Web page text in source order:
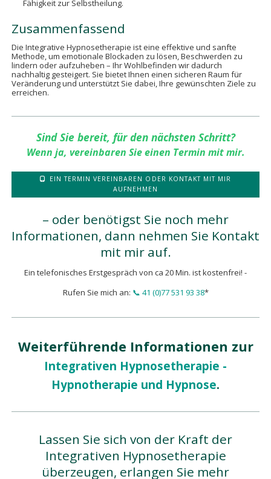
Fähigkeit zur Selbstheilung.
Zusammenfassend
Die Integrative Hypnosetherapie ist eine effektive und sanfte
Methode, um emotionale Blockaden zu lösen, Beschwerden zu
lindern oder aufzuheben – Ihr Wohlbefinden wir dadurch
nachhaltig gesteigert. Sie bietet Ihnen einen sicheren Raum für
Veränderung und unterstützt Sie dabei, Ihre gewünschten Ziele zu
erreichen.
Sind Sie bereit, für den nächsten Schritt?
Wenn ja, vereinbaren Sieeinen Termin mit mir.
EIN TERMIN VEREINBAREN ODER KONTAKT MIT MIR
AUFNEHMEN
– oder benötigst Sie noch mehr
Informationen, dann nehmen Sie Kontakt
mit mir auf.
Ein telefonisches Erstgespräch von ca 20 Min. ist kostenfrei! -
Rufen Sie mich an: 📞 41 (0)77 531 93 38*
Weiterführende Informationen zur
Integrativen Hypnosetherapie -
Hypnotherapie und Hypnose.
Lassen Sie sich von der Kraft der
Integrativen Hypnosetherapie
überzeugen, erlangen Sie mehr